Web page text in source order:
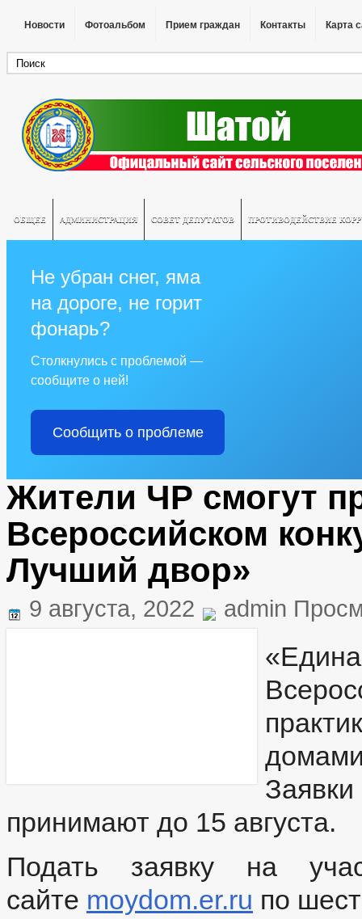
Новости Фотоальбом Прием граждан Контакты Карта
ОБЩЕЕ АДМИНИСТРАЦИЯ СОВЕТ ДЕПУТАТОВ ПРОТИВОДЕЙСТВИЕ
Не убран снег, яма
на дороге, не горит
фонарь?
Столкнулись с проблемой —
сообщите о ней!
Сообщить о проблеме
Жители ЧР смогут
Всероссийском
Лучший двор»
9 августа, 2022 admin
принимают до 15 августа.
Подать заявку на
сайте moydom.er.ru по